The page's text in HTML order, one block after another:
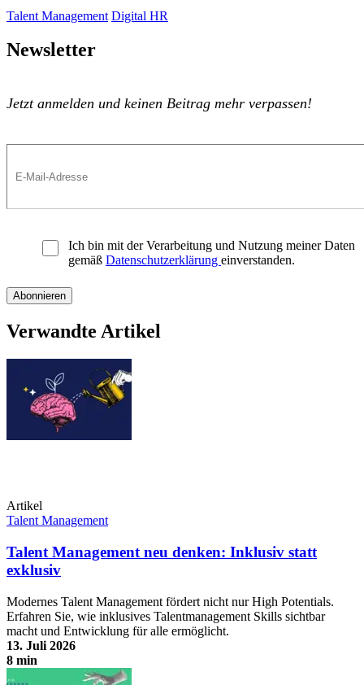
Talent Management Digital HR
Newsletter
Jetzt anmelden und keinen Beitrag mehr verpassen!
Ich bin mit der Verarbeitung und Nutzung meiner Daten
gemäß Datenschutzerklärung einverstanden.
Verwandte Artikel
Artikel
Talent Management
Talent Management neu denken: Inklusiv statt
exklusiv
Modernes Talent Management fördert nicht nur High Potentials.
Erfahren Sie, wie inklusives Talentmanagement Skills sichtbar
macht und Entwicklung für alle ermöglicht.
13. Juli 2026
8 min
Talent Management neu denken: Inklusiv statt exklusiv